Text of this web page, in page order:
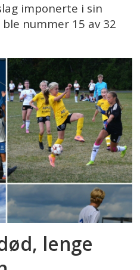
imponerte i sin
nummer 15 av 32
lenge